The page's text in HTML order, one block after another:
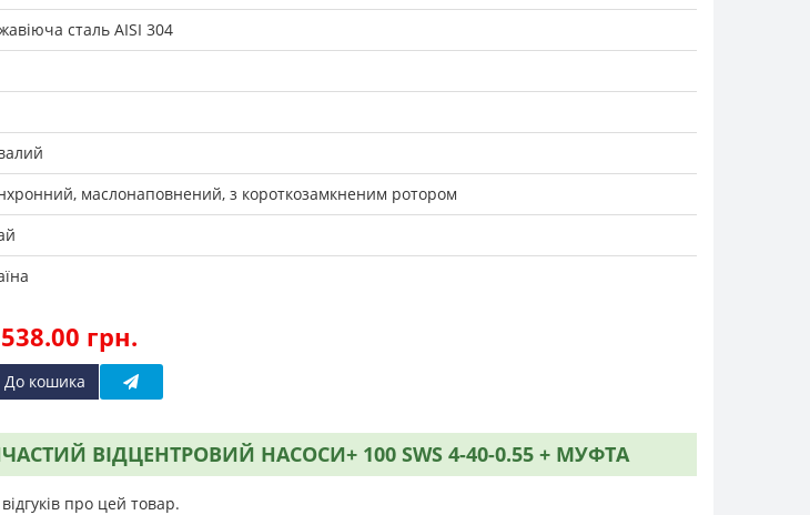
сталь AISI 304
маслонаповнений, з короткозамкненим ротором
грн.
До кошика
ВІДЦЕНТРОВИЙ НАСОСИ+ 100 SWS 4-40-0.55 + МУФТА
про цей товар.